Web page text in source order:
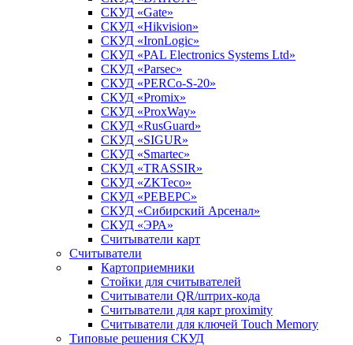
СКУД «Gate»
СКУД «Hikvision»
СКУД «IronLogic»
СКУД «PAL Electronics Systems Ltd»
СКУД «Parsec»
СКУД «PERCo-S-20»
СКУД «Promix»
СКУД «ProxWay»
СКУД «RusGuard»
СКУД «SIGUR»
СКУД «Smartec»
СКУД «TRASSIR»
СКУД «ZKTeco»
СКУД «РЕВЕРС»
СКУД «Сибирский Арсенал»
СКУД «ЭРА»
Считыватели карт
Считыватели
Картоприемники
Стойки для считывателей
Считыватели QR/штрих-кода
Считыватели для карт proximity
Считыватели для ключей Touch Memory
Типовые решения СКУД